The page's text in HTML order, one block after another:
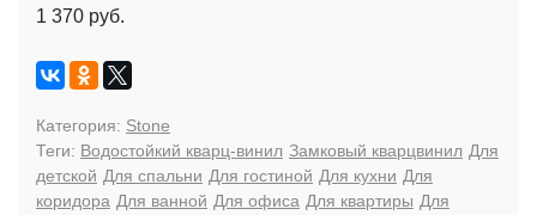
1 370 руб.
Категория: Stone
Теги: Водостойкий кварц-винил Замковый кварцвинил Для
детской Для спальни Для гостиной Для кухни Для
коридора Для ванной Для офиса Для квартиры Для